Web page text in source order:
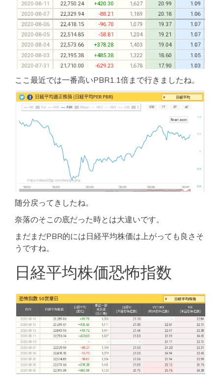
ここ最近では一番高いPBR1.1倍まで行きましたね。
随分戻ってきしたね。
奈落のそこの底だった時とは大違いです。
まだまだPBR的には日経平均株価は上がっても良さそ
うですね。
日経平均株価恐怖指数